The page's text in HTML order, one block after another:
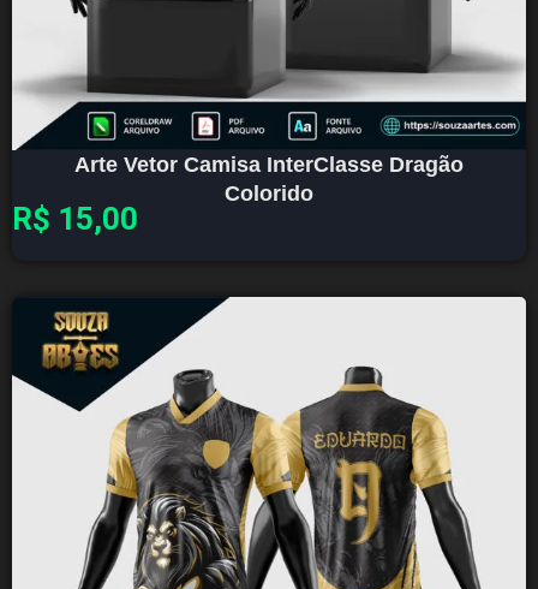
Arte Vetor Camisa InterClasse Dragão
Colorido
R$ 15,00